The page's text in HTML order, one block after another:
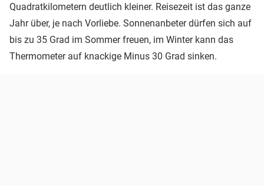
Quadratkilometern deutlich kleiner. Reisezeit ist das ganze
Jahr über, je nach Vorliebe. Sonnenanbeter dürfen sich auf
bis zu 35 Grad im Sommer freuen, im Winter kann das
Thermometer auf knackige Minus 30 Grad sinken.